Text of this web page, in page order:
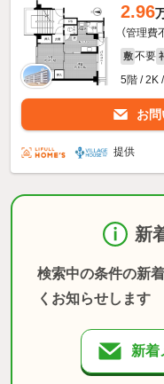
2.96
（管理費
敷 不要
5階 / 2K
お
提供
新
検索中の条件の新
くお知らせします
新着